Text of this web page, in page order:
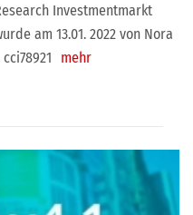
Investmentmarkt
am 13.01. 2022 von Nora
mehr